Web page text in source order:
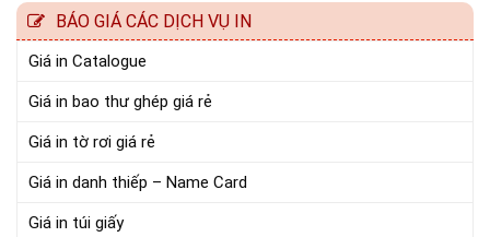
BÁO GIÁ CÁC DỊCH VỤ IN
Giá in Catalogue
Giá in bao thư ghép giá rẻ
Giá in tờ rơi giá rẻ
Giá in danh thiếp – Name Card
Giá in túi giấy